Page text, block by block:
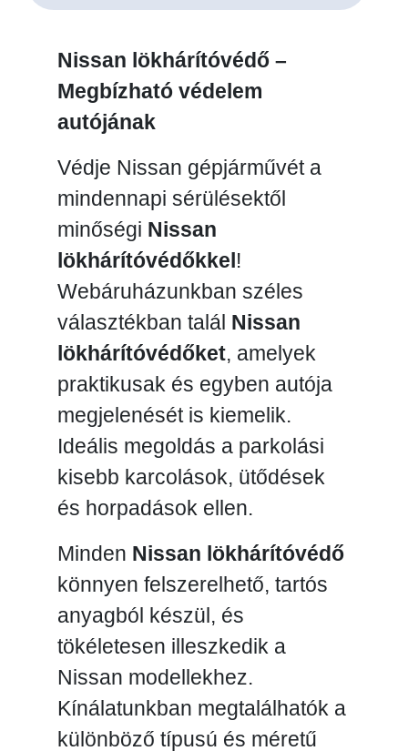
Nissan lökhárítóvédő –
Megbízható védelem
autójának
Védje Nissan gépjárművét a
mindennapi sérülésektől
minőségi Nissan
lökhárítóvédőkkel!
Webáruházunkban széles
választékban talál Nissan
lökhárítóvédőket, amelyek
praktikusak és egyben autója
megjelenését is kiemelik.
Ideális megoldás a parkolási
kisebb karcolások, ütődések
és horpadások ellen.
Minden Nissan lökhárítóvédő
könnyen felszerelhető, tartós
anyagból készül, és
tökéletesen illeszkedik a
Nissan modellekhez.
Kínálatunkban megtalálhatók a
különböző típusú és méretű